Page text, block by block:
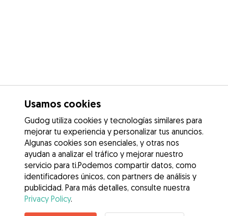
Usamos cookies
Gudog utiliza cookies y tecnologías similares para
mejorar tu experiencia y personalizar tus anuncios.
Algunas cookies son esenciales, y otras nos
ayudan a analizar el tráfico y mejorar nuestro
servicio para ti.Podemos compartir datos, como
identificadores únicos, con partners de análisis y
publicidad. Para más detalles, consulte nuestra
Privacy Policy.